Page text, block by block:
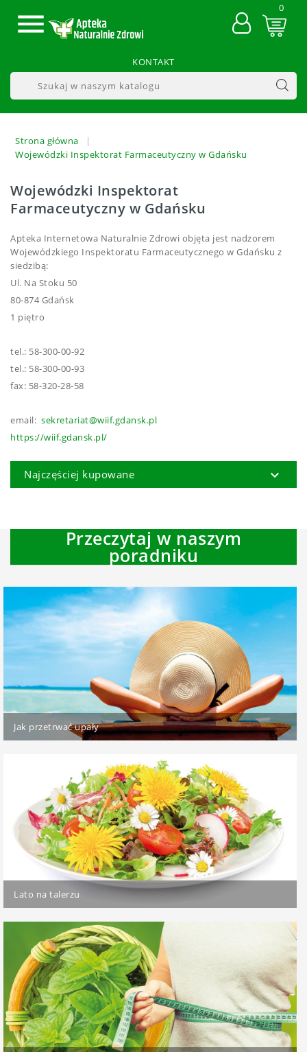
 0
KONTAKT
Strona główna
Wojewódzki Inspektorat Farmaceutyczny w Gdańsku
Wojewódzki Inspektorat
Farmaceutyczny w Gdańsku
Apteka Internetowa Naturalnie Zdrowi objęta jest nadzorem
Wojewódzkiego Inspektoratu Farmaceutycznego w Gdańsku z
siedzibą:
Ul. Na Stoku 50
80-874 Gdańsk
1 piętro
tel.: 58-300-00-92
tel.: 58-300-00-93
fax: 58-320-28-58
email: sekretariat@wiif.gdansk.pl
https://wiif.gdansk.pl/
Najczęściej kupowane 
Przeczytaj w naszym
poradniku
Jak przetrwać upały
Lato na talerzu